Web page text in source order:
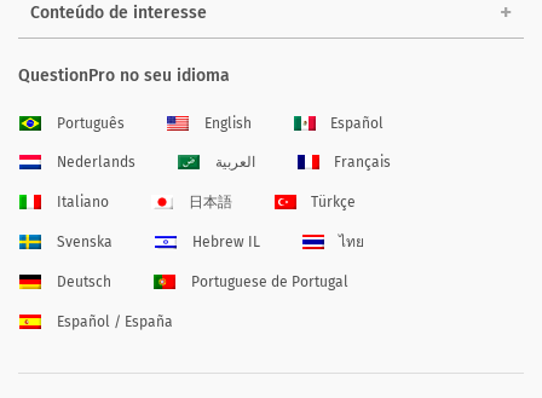
Conteúdo de interesse
QuestionPro no seu idioma
Português English Español
Nederlands العربية Français
Italiano 日本語 Türkçe
Svenska Hebrew IL ไทย
Deutsch Portuguese de Portugal
Español / España